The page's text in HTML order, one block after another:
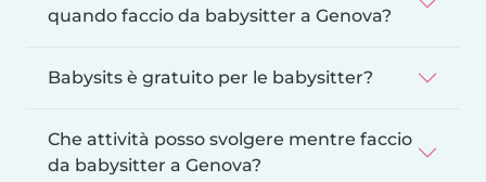
quando faccio da babysitter a Genova?
Babysits è gratuito per le babysitter?
Che attività posso svolgere mentre faccio
da babysitter a Genova?